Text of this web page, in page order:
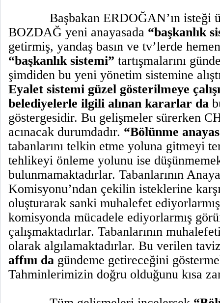
Başbakan ERDOĞAN’ın isteği
BOZDAĞ yeni anayasada “başkanlık
getirmiş, yandaş basın ve tv’lerde
“başkanlık sistemi” tartışmalarını
şimdiden bu yeni yönetim sistemine
Eyalet sistemi güzel gösterilmeye
belediyelerle ilgili alınan kararlar da
göstergesidir. Bu gelişmeler sürerken
acınacak durumdadır. “Bölünme
tabanlarını telkin etme yoluna gitmeyi
tehlikeyi önleme yolunu ise
bulunmamaktadırlar. Tabanlarının
Komisyonu’ndan çekilin isteklerine
oluşturarak sanki muhalefet ediyorlarmış
komisyonda mücadele ediyorlarmış
çalışmaktadırlar. Tabanlarının
olarak algılamaktadırlar. Bu verilen
affını da gündeme getireceğini
Tahminlerimizin doğru olduğunu kısa